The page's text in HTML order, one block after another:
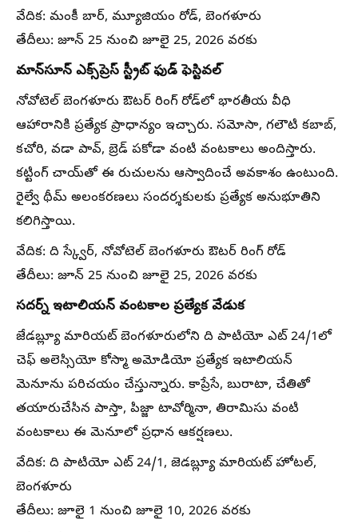
వేదిక: మంకీ బార్, మ్యూజియం రోడ్, బెంగళూరు
తేదీలు: జూన్ 25 నుంచి జూలై 25, 2026 వరకు
మాన్‌సూన్ ఎక్స్‌ప్రెస్ స్ట్రీట్ ఫుడ్ ఫెస్టివల్
నోవోటెల్ బెంగళూరు ఔటర్ రింగ్ రోడ్‌లో భారతీయ వీధి
ఆహారానికి ప్రత్యేక ప్రాధాన్యం ఇచ్చారు. సమోసా, గలౌటి కబాబ్,
కచోరి, వడా పావ్, బ్రెడ్ పకోడా వంటి వంటకాలు అందిస్తారు.
కట్టింగ్ చాయ్‌తో ఈ రుచులను ఆస్వాదించే అవకాశం ఉంటుంది.
రైల్వే థీమ్ అలంకరణలు సందర్శకులకు ప్రత్యేక అనుభూతిని
కలిగిస్తాయి.
వేదిక: ది స్క్వేర్, నోవోటెల్ బెంగళూరు ఔటర్ రింగ్ రోడ్
తేదీలు: జూన్ 25 నుంచి జూలై 25, 2026 వరకు
సదర్న్ ఇటాలియన్ వంటకాల ప్రత్యేక వేడుక
జేడబ్ల్యూ మారియట్ బెంగళూరులోని ది పాటియో ఎట్ 24/1లో
చెఫ్ అలెస్సియో కోస్మా అమోడియో ప్రత్యేక ఇటాలియన్
మెనూను పరిచయం చేస్తున్నారు. కాప్రేసే, బురాటా, చేతితో
తయారుచేసిన పాస్తా, పిజ్జా టావోర్మినా, తిరామిసు వంటి
వంటకాలు ఈ మెనూలో ప్రధాన ఆకర్షణలు.
వేదిక: ది పాటియో ఎట్ 24/1, జెడబ్ల్యూ మారియట్ హోటల్,
బెంగళూరు
తేదీలు: జూలై 1 నుంచి జూలై 10, 2026 వరకు